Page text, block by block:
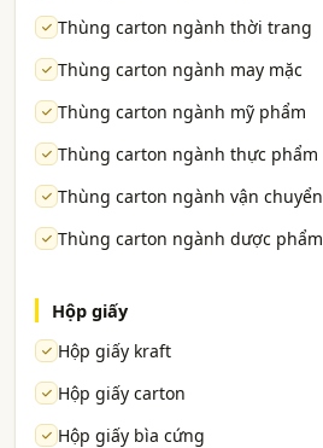
Thùng carton ngành thời trang
Thùng carton ngành may mặc
Thùng carton ngành mỹ phẩm
Thùng carton ngành thực phẩm
Thùng carton ngành vận chuyển
Thùng carton ngành dược phẩm
Hộp giấy
Hộp giấy kraft
Hộp giấy carton
Hộp giấy bìa cứng